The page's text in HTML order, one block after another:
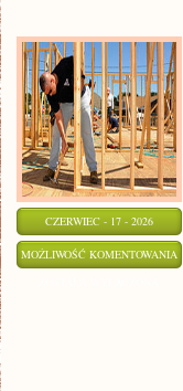
CZERWIEC - 17 - 2026
MOŻLIWOŚĆ KOMENTOWANIA